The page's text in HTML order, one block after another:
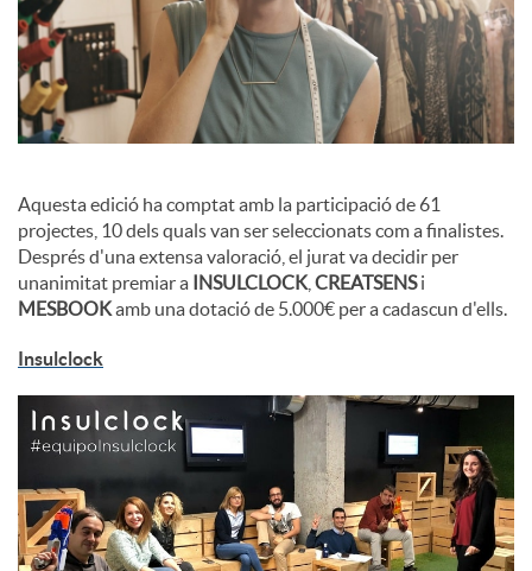
Aquesta edició ha comptat amb la participació de 61
projectes, 10 dels quals van ser seleccionats com a finalistes.
Després d'una extensa valoració, el jurat va decidir per
unanimitat premiar a
INSULCLOCK CREATSENSi
MESBOOKamb una dotació de 5.000€ per a cadascun d'ells.
Insulclock